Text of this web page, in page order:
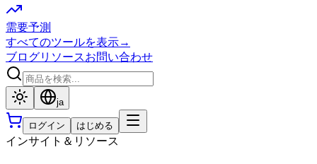
需要予測
すべてのツールを表示→
ブログリソースお問い合わせ
ja
ログイン はじめる
インサイト＆リソース